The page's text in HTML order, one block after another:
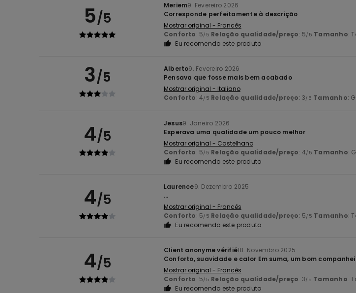
5/5
Meriem9. Fevereiro 2026
Corresponde perfeitamente à descrição
Mostrar original - Francês
Conforto: 5/5 Relação qualidade/preço: 5/5 Tamanho:
Eu recomendo este produto
3/5 Alberto9. Fevereiro 2026
Pensava que fosse mais bem acabado
Mostrar original - Italiano
Conforto: 4/5 Relação qualidade/preço: 3/5 Tamanho:
4/5
Jesus9. Janeiro 2026
Esperava uma qualidade um pouco melhor
Mostrar original - Castelhano
Conforto: 5/5 Relação qualidade/preço: 4/5 Tamanho:
Eu recomendo este produto
4/5
Laurence9. Dezembro 2025
...
Mostrar original - Francês
Conforto: 5/5 Relação qualidade/preço: 5/5 Tamanho:
Eu recomendo este produto
4/5
Client anonyme vérifié18. Novembro 2025
Conforto, suavidade e calor Em suma, um bom
Mostrar original - Francês
Conforto: 5/5 Relação qualidade/preço: 3/5 Tamanho:
Eu recomendo este produto